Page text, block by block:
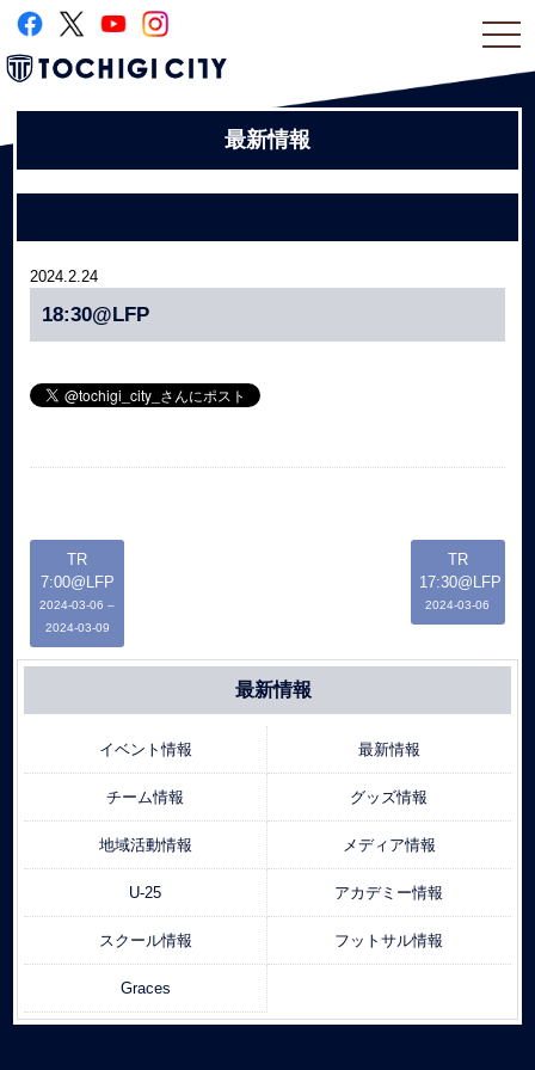
最新情報
2024.2.24
18:30@LFP
TR
7:00@LFP
2024-03-06–
2024-03-09
TR
17:30@LFP
2024-03-06
最新情報
イベント情報 最新情報
チーム情報 グッズ情報
地域活動情報 メディア情報
U-25 アカデミー情報
スクール情報 フットサル情報
Graces